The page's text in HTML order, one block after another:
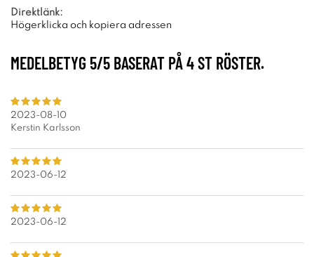
Direktlänk:
Högerklicka och kopiera adressen
MEDELBETYG 5/5 BASERAT PÅ4ST RÖSTER.
2023-08-10
Kerstin Karlsson
2023-06-12
2023-06-12